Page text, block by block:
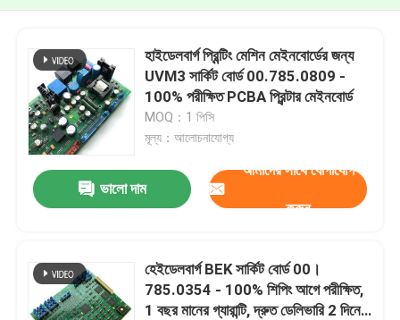
হাইডেলবার্গ প্রিন্টিং মেশিন মেইনবোর্ডের জন্য
UVM3 সার্কিট বোর্ড 00.785.0809 -
100% পরীক্ষিত PCBA প্রিন্টার মেইনবোর্ড
MOQ：1 পিসি
মূল্য：আলোচনাযোগ্য
ভালো দাম
আমাদের সাথে যোগাযোগ
করুন
হেইডেলবার্গ BEK সার্কিট বোর্ড 00।
785.0354 - 100% শিপিং আগে পরীক্ষিত,
1 বছর মানের গ্যারান্টি, দ্রুত ডেলিভারি 2 দিনের